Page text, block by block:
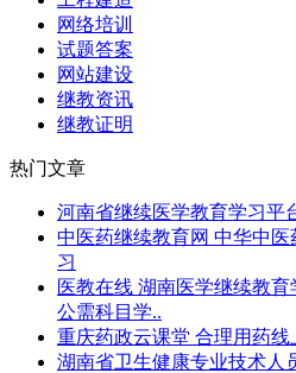
网络培训
试题答案
网站建设
继教资讯
继教证明
热门文章
河南省继续医学教育学习平
中医药继续教育网 中华中
习
医教在线 湖南医学继续教
公需科目学..
重庆药政云课堂 合理用药
湖南省卫生健康专业技术人